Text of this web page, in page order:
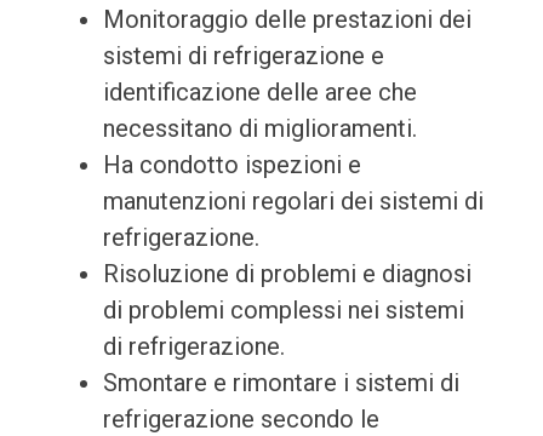
Monitoraggio delle prestazioni dei
sistemi di refrigerazione e
identificazione delle aree che
necessitano di miglioramenti.
Ha condotto ispezioni e
manutenzioni regolari dei sistemi di
refrigerazione.
Risoluzione di problemi e diagnosi
di problemi complessi nei sistemi
di refrigerazione.
Smontare e rimontare i sistemi di
refrigerazione secondo le